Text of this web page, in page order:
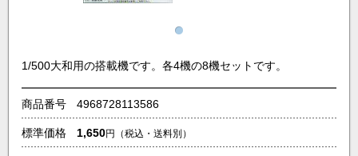
1/500大和用の搭載機です。各4機の8機セットです。
商品番号 4968728113586
標準価格 1,650円 （税込・送料別）